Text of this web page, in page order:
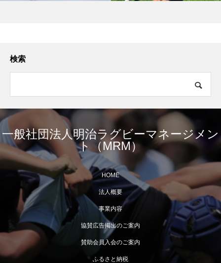
検索
一般社団法人明治ラグビーマネージメン
ト（MRM）
HOME
法人概要
事業内容
協賛広告掲出のご案内
賛助会員入会のご案内
ふるさと納税